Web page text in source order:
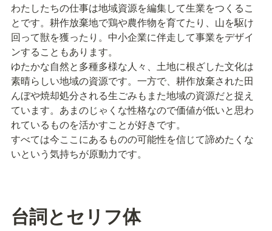
わたしたちの仕事は地域資源を編集して生業をつくるこ
とです。耕作放棄地で鶏や農作物を育てたり、山を駆け
回って獣を獲ったり。中小企業に伴走して事業をデザイ
ンすることもあります。
ゆたかな自然と多種多様な人々、土地に根ざした文化は
素晴らしい地域の資源です。一方で、耕作放棄された田
んぼや焼却処分される生ごみもまた地域の資源だと捉え
ています。あまのじゃくな性格なので価値が低いと思わ
れているものを活かすことが好きです。
すべては今ここにあるものの可能性を信じて諦めたくな
いという気持ちが原動力です。
台詞とセリフ体